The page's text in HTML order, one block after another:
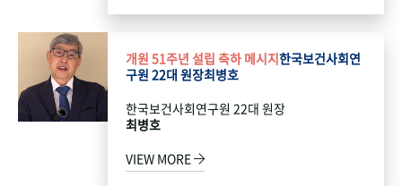
개원 51주년 설립 축하 메시지한국보건사회연
구원 22대 원장최병호
한국보건사회연구원 22대 원장
최병호
VIEW MORE